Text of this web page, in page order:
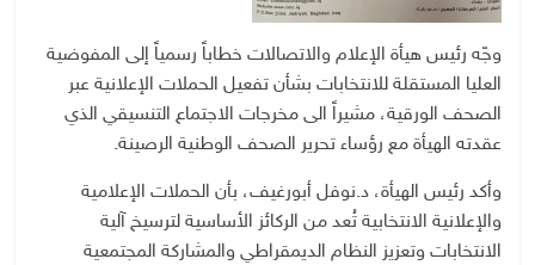
وجّه رئيس هيأة الإعلام والاتصالات خطاباً رسمياً إلى المفوضية
العليا المستقلة للانتخابات بشأن تفعيل الحملات الإعلانية عبر
الصحف الورقية، مشيراً الى مخرجات الاجتماع التنسيقي الذي
عقدته الهيأة مع رؤساء تحرير الصحف الوطنية الرصينة.
وأكد رئيس الهيأة، د.نوفل أبورغيف، بأن الحملات الإعلامية
والإعلانية الانتخابية تُعد من الركائز الأساسية لترسيخ آلية
الانتخابات وتعزيز النظام الديمقراطي والمشاركة المجتمعية